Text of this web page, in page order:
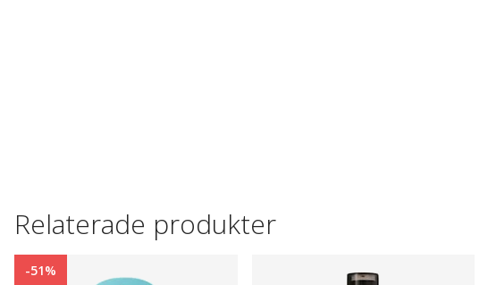
Relaterade produkter
-51%